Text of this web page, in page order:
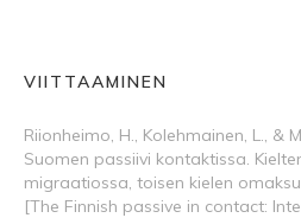
VIITTAAMINEN
Riionheimo, H., Kolehmainen, L., &
Suomen passiivi kontaktissa.
migraatiossa, toisen kielen
[The Finnish passive in contact: